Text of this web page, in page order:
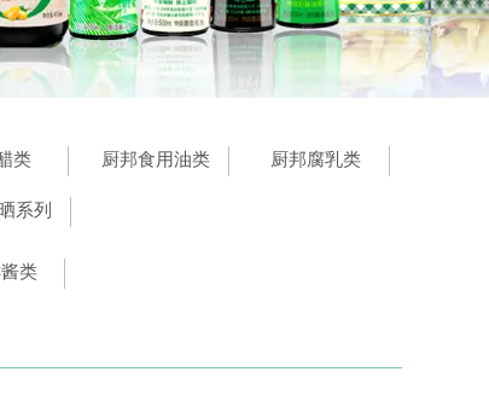
类 厨邦食用油类 厨邦腐乳类
系列
类